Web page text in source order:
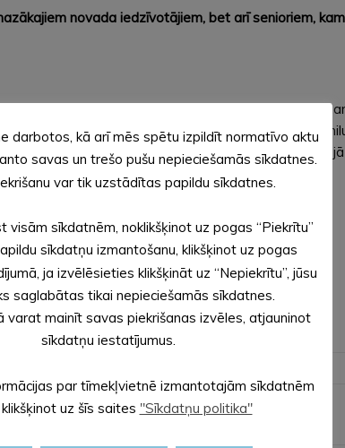
novada iedzīvotājiem, bet arī senioriem,
lietu pārvaldes darbinieki uz katra seniora
Sociālo pakalpojumu nodaļas vadītāju
kādu no senioriem neizdosies satikt
darbotos, kā arī mēs spētu izpildīt normatīvo aktu
savas un trešo pušu nepieciešamās sīkdatnes.
var tik uzstādītas papildu sīkdatnes.
visām sīkdatnēm, noklikšķinot uz pogas “Piekrītu”
sīkdatņu izmantošanu, klikšķinot uz pogas
ja izvēlēsieties klikšķināt uz “Nepiekrītu”, jūsu
saglabātas tikai nepieciešamās sīkdatnes.
varat mainīt savas piekrišanas izvēles, atjauninot
sīkdatņu iestatījumus.
par tīmekļvietnē izmantotajām sīkdatnēm
uz šīs saites "Sīkdatņu politika"